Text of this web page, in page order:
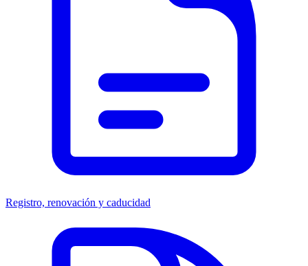
Registro, renovación y caducidad